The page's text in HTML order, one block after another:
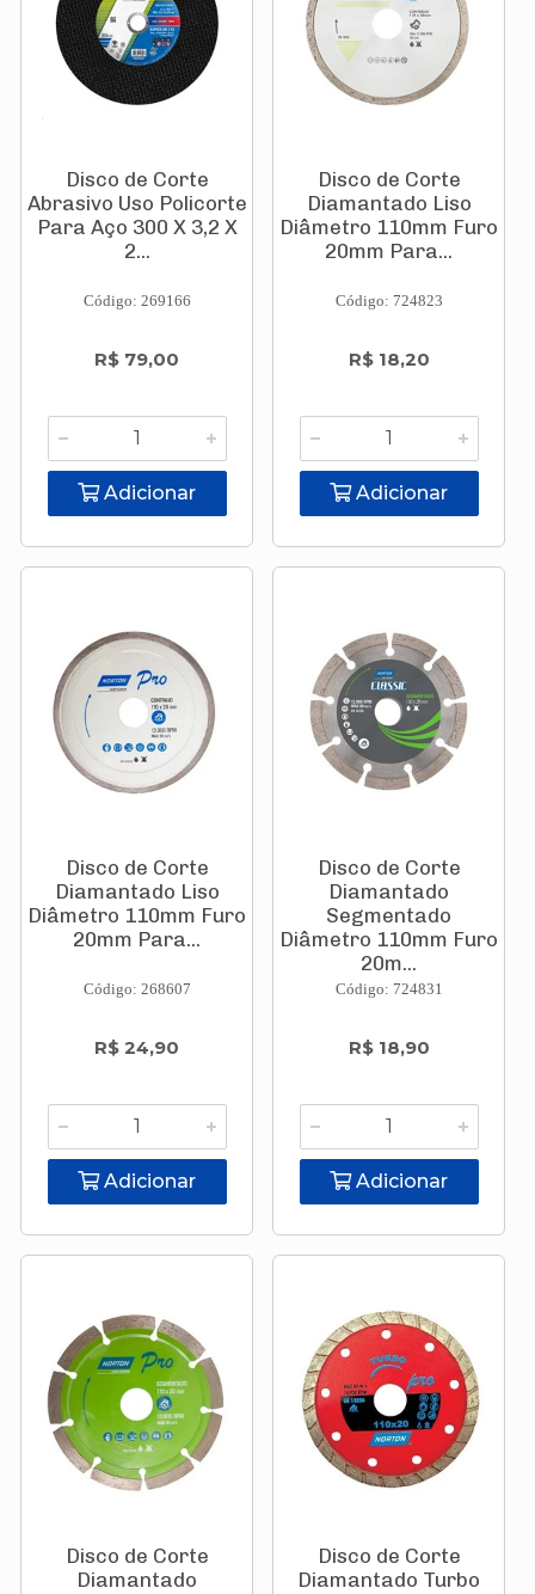
Disco de Corte
Abrasivo Uso Policorte
Para Aço 300 X 3,2 X
2...
Código: 269166
R$ 79,00
Adicionar
Disco de Corte
Diamantado Liso
Diâmetro 110mm Furo
20mm Para...
Código: 724823
R$ 18,20
Adicionar
Disco de Corte
Diamantado Liso
Diâmetro 110mm Furo
20mm Para...
Código: 268607
R$ 24,90
Adicionar
Disco de Corte
Diamantado
Segmentado
Diâmetro 110mm Furo
20m...
Código: 724831
R$ 18,90
Adicionar
Disco de Corte
Diamantado
Disco de Corte
Diamantado Turbo